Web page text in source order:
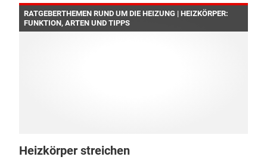
RATGEBERTHEMEN RUND UM DIE HEIZUNG | HEIZKÖRPER:
FUNKTION, ARTEN UND TIPPS
Heizkörper streichen